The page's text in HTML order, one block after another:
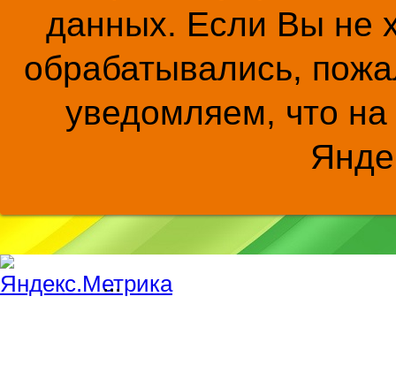
данных. Если Вы не
обрабатывались,
уведомляем, что на
...